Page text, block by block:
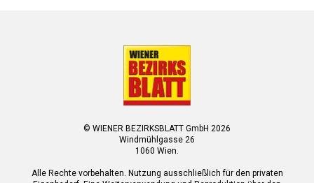
© WIENER BEZIRKSBLATT GmbH 2026
Windmühlgasse 26
1060 Wien.
Alle Rechte vorbehalten. Nutzung ausschließlich für den privaten